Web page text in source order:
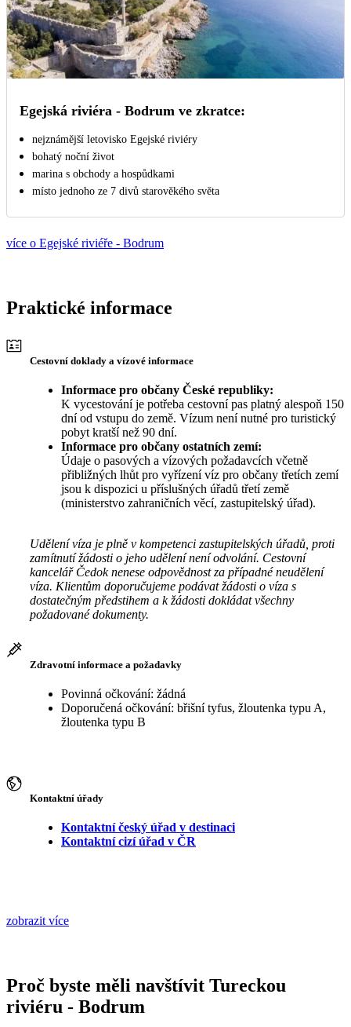
Egejská riviéra - Bodrum ve zkratce:
nejznámější letovisko Egejské riviéry
bohatý noční život
marina s obchody a hospůdkami
místo jednoho ze 7 divů starověkého světa
více o Egejské riviéře - Bodrum
Praktické informace
Cestovní doklady a vízové informace
Informace pro občany České republiky:
K vycestování je potřeba cestovní pas platný alespoň 150
dní od vstupu do země. Vízum není nutné pro turistický
pobyt kratší než 90 dní.
Informace pro občany ostatních zemí:
Údaje o pasových a vízových požadavcích včetně
přibližných lhůt pro vyřízení víz pro občany třetích zemí
jsou k dispozici u příslušných úřadů třetí země
(ministerstvo zahraničních věcí, zastupitelský úřad).
Udělení víza je plně v kompetenci zastupitelských úřadů, proti
zamítnutí žádosti o jeho udělení není odvolání. Cestovní
kancelář Čedok nenese odpovědnost za případné neudělení
víza. Klientům doporučujeme podávat žádosti o víza s
dostatečným předstihem a k žádosti dokládat všechny
požadované dokumenty.
Zdravotní informace a požadavky
Povinná očkování: žádná
Doporučená očkování: břišní tyfus, žloutenka typu A,
žloutenka typu B
Kontaktní úřady
Kontaktní český úřad v destinaci
Kontaktní cizí úřad v ČR
zobrazit více
Proč byste měli navštívit Tureckou
riviéru - Bodrum